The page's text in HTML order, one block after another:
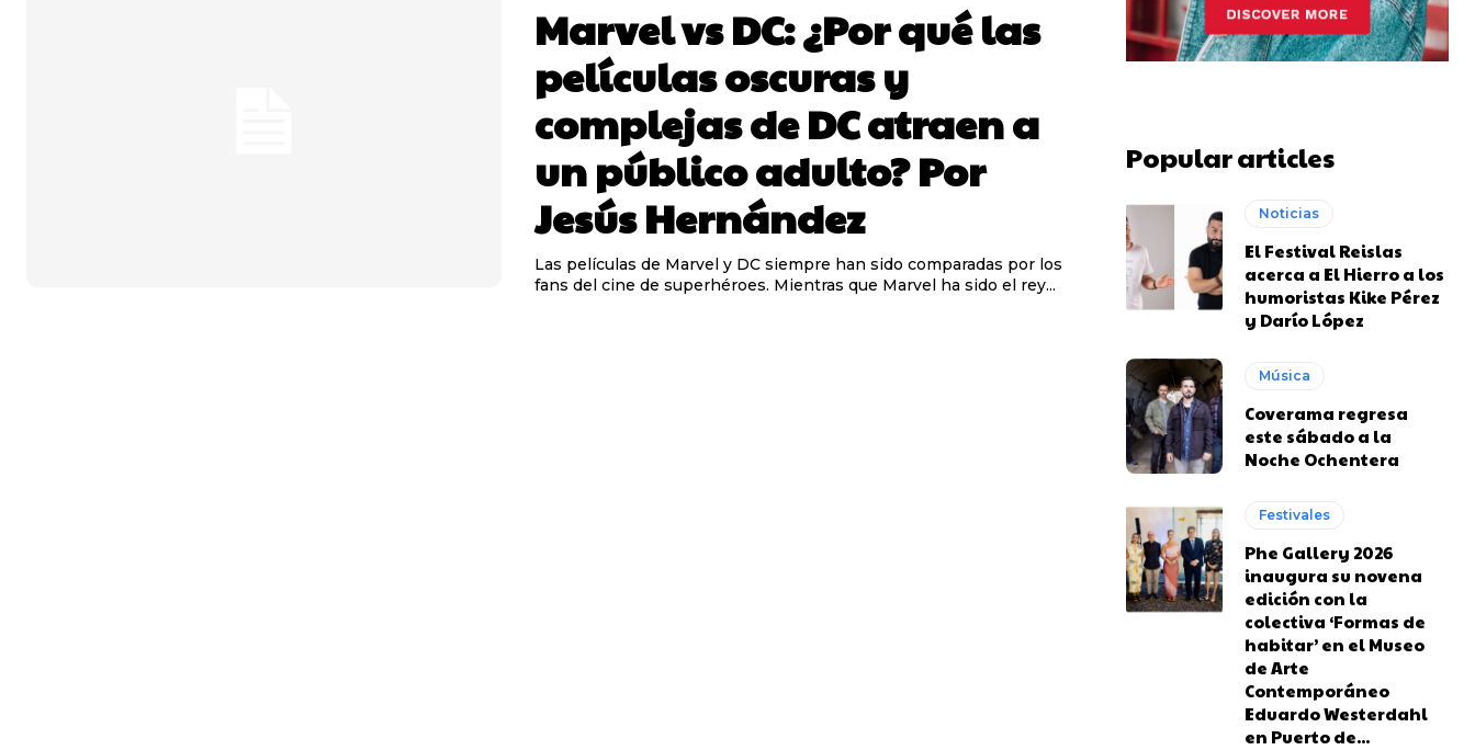
Marvel vs DC: ¿Por qué las
películas oscuras y
complejas de DC atraen a
un público adulto? Por
Jesús Hernández
Las películas de Marvel y DC siempre han sido comparadas por los
fans del cine de superhéroes. Mientras que Marvel ha sido el rey...
Popular articles
Noticias
El Festival Reislas
acerca a El Hierro a los
humoristas Kike Pérez
y Darío López
Música
Coverama regresa
este sábado a la
Noche Ochentera
Festivales
Phe Gallery 2026
inaugura su novena
edición con la
colectiva ‘Formas de
habitar’ en el Museo
de Arte
Contemporáneo
Eduardo Westerdahl
en Puerto de...